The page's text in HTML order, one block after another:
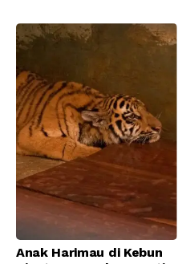
Anak Harimau di Kebun